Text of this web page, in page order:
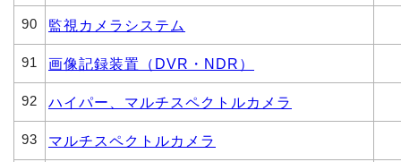
90 監視カメラシステム
91 画像記録装置（DVR・NDR）
92 ハイパー、マルチスペクトルカメラ
93 マルチスペクトルカメラ